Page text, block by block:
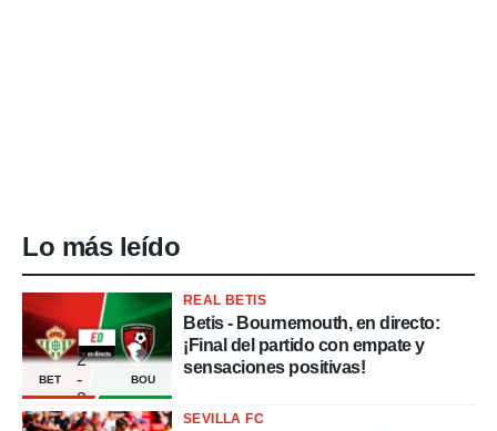
Lo más leído
BET
2
-
2
BOU
REAL BETIS
Betis - Bournemouth, en directo:
¡Final del partido con empate y
sensaciones positivas!
SEVILLA FC